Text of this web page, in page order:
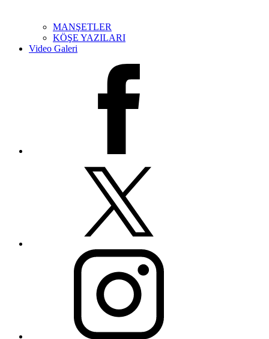
MANŞETLER
KÖŞE YAZILARI
Video Galeri